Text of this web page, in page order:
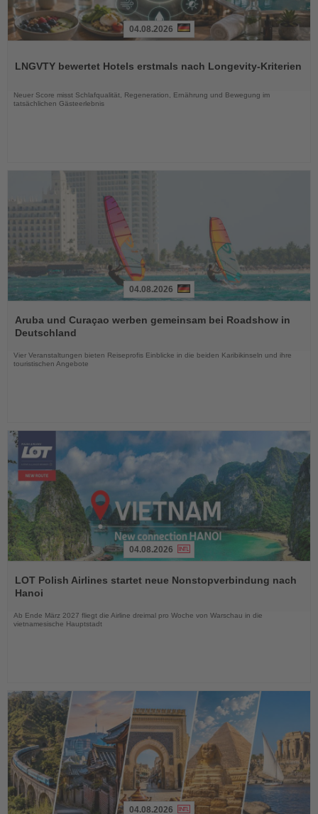
die
04.08.2026
LNGVTY bewertet Hotels erstmals nach Longevity-Kriterien
Neuer Score misst Schlafqualität, Regeneration, Ernährung und Bewegung im
tatsächlichen Gästeerlebnis
Sie
die
04.08.2026
Aruba und Curaçao werben gemeinsam bei Roadshow in
Deutschland
Vier Veranstaltungen bieten Reiseprofis Einblicke in die beiden Karibikinseln und ihre
touristischen Angebote
Sie
die
04.08.2026
LOT Polish Airlines startet neue Nonstopverbindung nach
Hanoi
Ab Ende März 2027 fliegt die Airline dreimal pro Woche von Warschau in die
vietnamesische Hauptstadt
04.08.2026